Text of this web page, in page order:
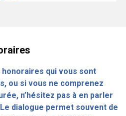
qui vous sont
ou si vous ne comprenez
n’hésitez pas à en parler
dialogue permet souvent de